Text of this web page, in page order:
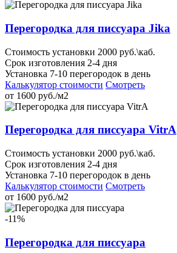
Перегородка для писсуара Jika
Стоимость установки 2000 руб.\каб.
Срок изготовления 2-4 дня
Установка 7-10 перегородок в день
Калькулятор стоимости Смотреть
от 1600 руб./м2
Перегородка для писсуара VitrA
Стоимость установки 2000 руб.\каб.
Срок изготовления 2-4 дня
Установка 7-10 перегородок в день
Калькулятор стоимости Смотреть
от 1600 руб./м2
-11%
Перегородка для писсуара